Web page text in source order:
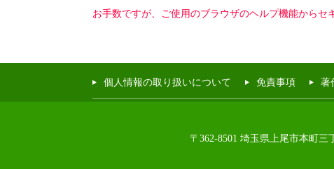
お手数ですが、ご使用のブラウザのヘルプ機能からセ
個人情報の取り扱いについて 免責事項 著
〒362-8501 埼玉県上尾市本町三